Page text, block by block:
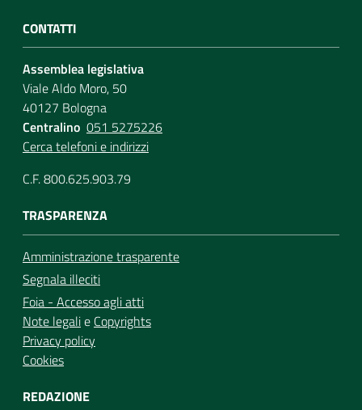
CONTATTI
Assemblea legislativa
Viale Aldo Moro, 50
40127 Bologna
Centralino 051 5275226
Cerca telefoni e indirizzi
C.F. 800.625.903.79
TRASPARENZA
Amministrazione trasparente
Segnala illeciti
Foia - Accesso agli atti
Note legalie Copyrights
Privacy policy
Cookies
REDAZIONE